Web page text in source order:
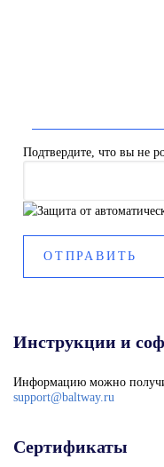
Подтвердите, что вы не
Инструкции и
Информацию можно
support@baltway.ru
Сертификаты